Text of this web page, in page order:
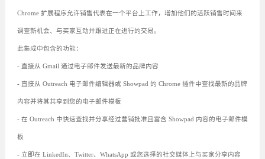
Chrome 扩展程序允许销售代表在一个平台上工作，增加他们的活跃销售时间来
调查新机会、与买家互动并跟进正在进行的交易。
此集成中包含的功能：
- 直接从 Gmail 通过电子邮件发送最新的品牌内容
- 直接从 Outreach 电子邮件编辑器或 Showpad 的 Chrome 插件中查找最新的品牌
内容并将其共享到您的电子邮件模板
- 在 Outreach 中快速查找并分享经过营销批准且富含 Showpad 内容的电子邮件模
板
- 立即在 LinkedIn、Twitter、WhatsApp 或您选择的社交媒体上与买家分享内容